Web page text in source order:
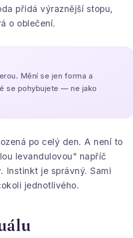
přidá výraznější stopu,
o oblečení.
Mění se jen forma a
se pohybujete — ne jako
po celý den. A není to
levandulovou" napříč
Instinkt je správný. Sami
jednotlivého.